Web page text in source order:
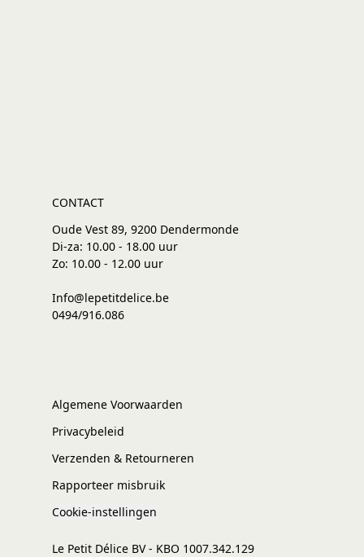
CONTACT
Oude Vest 89, 9200 Dendermonde
Di-za: 10.00 - 18.00 uur
Zo: 10.00 - 12.00 uur
Info@lepetitdelice.be
0494/916.086
Algemene Voorwaarden
Privacybeleid
Verzenden & Retourneren
Rapporteer misbruik
Cookie-instellingen
Le Petit Délice BV - KBO 1007.342.129